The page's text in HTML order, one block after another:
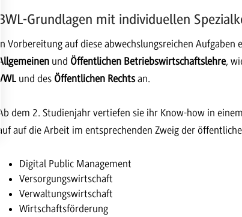
BWL-Grundlagen mit individuellen
In Vorbereitung auf diese abwechslungsreichen
Allgemeinen und Öffentlichen Betriebswirtschaftslehre,
VWL und des Öffentlichen Rechtsan.
Ab dem 2. Studienjahr vertiefen sie ihr Know-how in
auf auf die Arbeit im entsprechenden Zweig der
Digital Public Management
Versorgungswirtschaft
Verwaltungswirtschaft
Wirtschaftsförderung